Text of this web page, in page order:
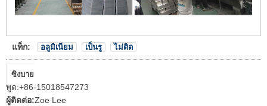
แท็ก: อลูมิเนียม เป็นรู ไม่ติด
ซิงบาย
พูด:+86-15018547273
ผู้ติดต่อ:Zoe Lee